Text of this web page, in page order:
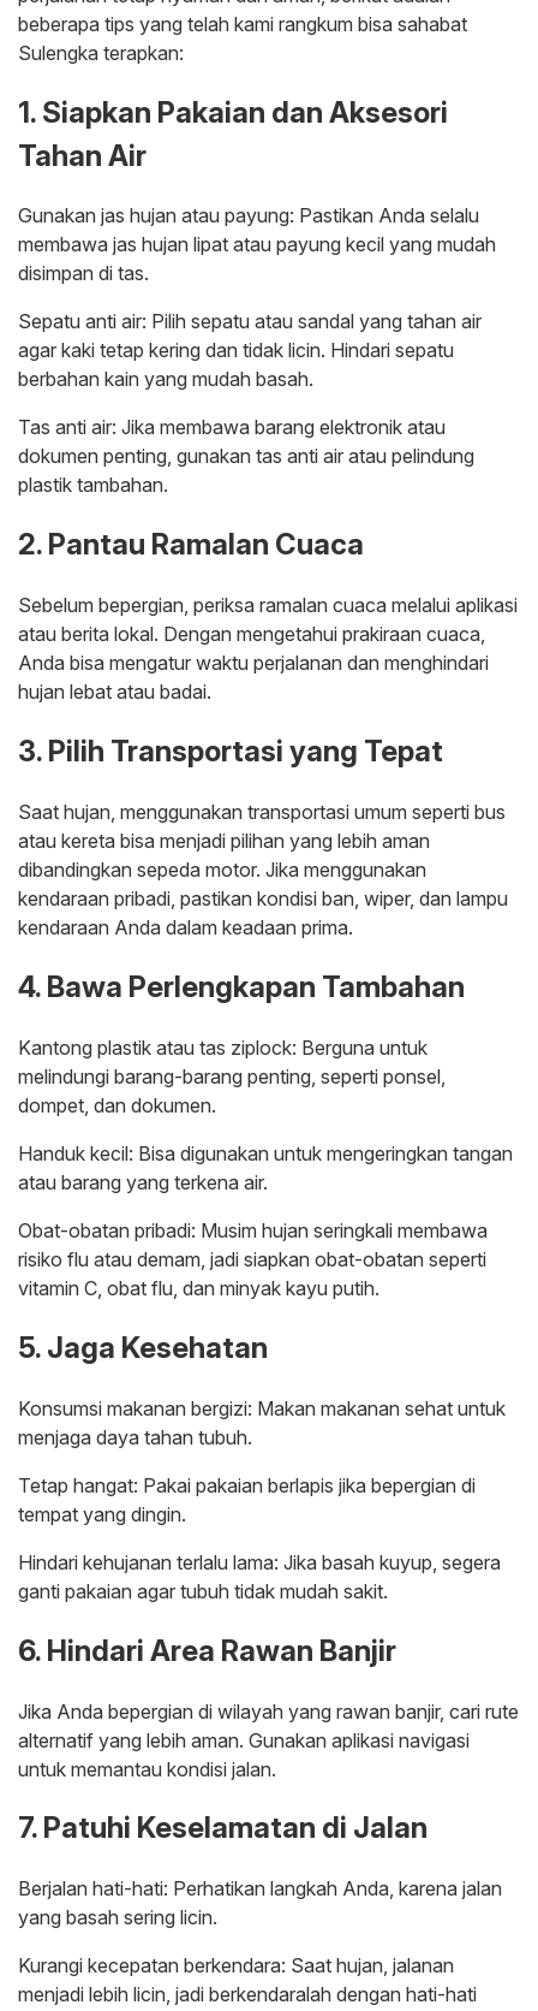
beberapa tips yang telah kami rangkum bisa sahabat
Sulengka terapkan:
1. Siapkan Pakaian dan Aksesori
Tahan Air
Gunakan jas hujan atau payung: Pastikan Anda selalu
membawa jas hujan lipat atau payung kecil yang mudah
disimpan di tas.
Sepatu anti air: Pilih sepatu atau sandal yang tahan air
agar kaki tetap kering dan tidak licin. Hindari sepatu
berbahan kain yang mudah basah.
Tas anti air: Jika membawa barang elektronik atau
dokumen penting, gunakan tas anti air atau pelindung
plastik tambahan.
2. Pantau Ramalan Cuaca
Sebelum bepergian, periksa ramalan cuaca melalui aplikasi
atau berita lokal. Dengan mengetahui prakiraan cuaca,
Anda bisa mengatur waktu perjalanan dan menghindari
hujan lebat atau badai.
3. Pilih Transportasi yang Tepat
Saat hujan, menggunakan transportasi umum seperti bus
atau kereta bisa menjadi pilihan yang lebih aman
dibandingkan sepeda motor. Jika menggunakan
kendaraan pribadi, pastikan kondisi ban, wiper, dan lampu
kendaraan Anda dalam keadaan prima.
4. Bawa Perlengkapan Tambahan
Kantong plastik atau tas ziplock: Berguna untuk
melindungi barang-barang penting, seperti ponsel,
dompet, dan dokumen.
Handuk kecil: Bisa digunakan untuk mengeringkan tangan
atau barang yang terkena air.
Obat-obatan pribadi: Musim hujan seringkali membawa
risiko flu atau demam, jadi siapkan obat-obatan seperti
vitamin C, obat flu, dan minyak kayu putih.
5. Jaga Kesehatan
Konsumsi makanan bergizi: Makan makanan sehat untuk
menjaga daya tahan tubuh.
Tetap hangat: Pakai pakaian berlapis jika bepergian di
tempat yang dingin.
Hindari kehujanan terlalu lama: Jika basah kuyup, segera
ganti pakaian agar tubuh tidak mudah sakit.
6. Hindari Area Rawan Banjir
Jika Anda bepergian di wilayah yang rawan banjir, cari rute
alternatif yang lebih aman. Gunakan aplikasi navigasi
untuk memantau kondisi jalan.
7. Patuhi Keselamatan di Jalan
Berjalan hati-hati: Perhatikan langkah Anda, karena jalan
yang basah sering licin.
Kurangi kecepatan berkendara: Saat hujan, jalanan
menjadi lebih licin, jadi berkendaralah dengan hati-hati